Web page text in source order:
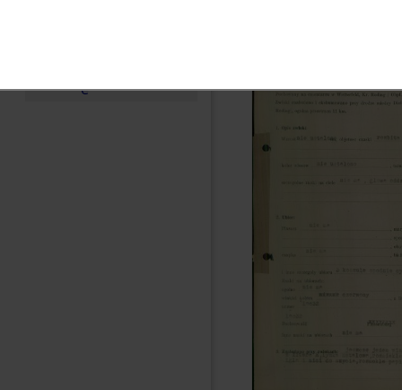
e